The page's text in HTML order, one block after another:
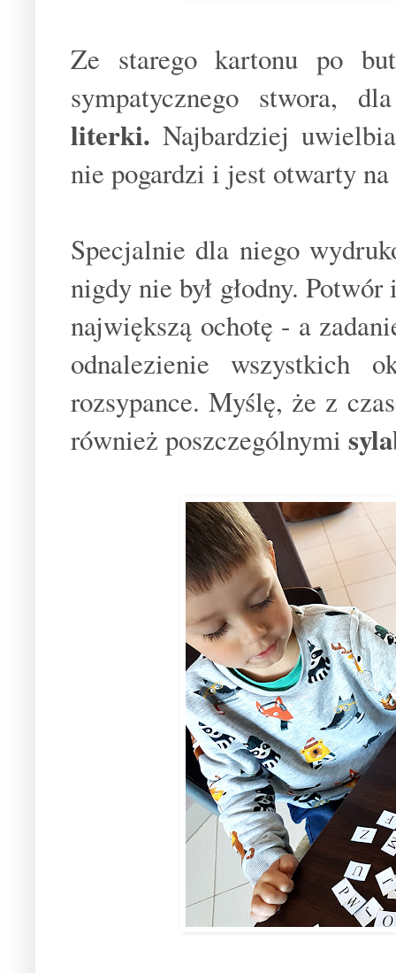
Ze starego kartonu po
sympatycznego stwora,
literki. Najbardziej
nie pogardzi i jest otwarty
Specjalnie dla niego
nigdy nie był głodny.
największą ochotę - a
odnalezienie wszystkich
rozsypance. Myślę, że z
również poszczególnymi